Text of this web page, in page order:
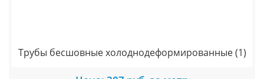
Трубы бесшовные холоднодеформированные(1)